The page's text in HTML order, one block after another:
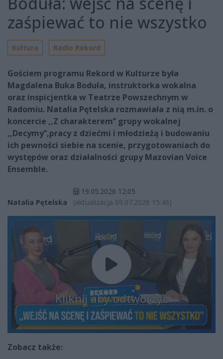
zaśpiewać to nie wszystko
Kultura Radio Rekord
Gościem programu Rekord w Kulturze była
Magdalena Buka Boduła, instruktorka wokalna
oraz inspicjentka w Teatrze Powszechnym w
Radomiu. Natalia Pętelska rozmawiała z nią m.in. o
koncercie ,,Z charakterem’’ grupy wokalnej
,,Decymy’’,pracy z dziećmi i młodzieżą i budowaniu
ich pewności siebie na scenie, przygotowaniach do
występów oraz działalności grupy Mazovian Voice
Ensemble.
Natalia Pętelska
19.05.2026 12:05
(aktualizacja 09.07.2026 15:46)
Kliknij aby odtworzyć
Zobacz także: